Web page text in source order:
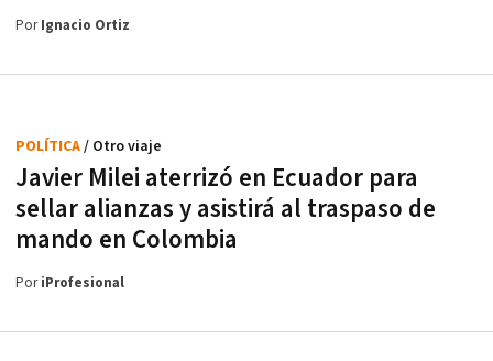
PorIgnacio Ortiz
Javier Milei aterrizó en Ecuador para
sellar alianzas y asistirá al traspaso de
mando en Colombia
POLÍTICA/ Otro viaje
PoriProfesional